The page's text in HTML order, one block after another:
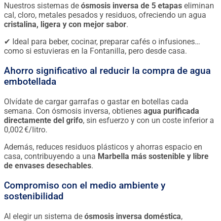
Nuestros sistemas de ósmosis inversa de 5 etapas eliminan
cal, cloro, metales pesados y residuos, ofreciendo un agua
cristalina, ligera y con mejor sabor.
✔ Ideal para beber, cocinar, preparar cafés o infusiones…
como si estuvieras en la Fontanilla, pero desde casa.
Ahorro significativo al reducir la compra de agua
embotellada
Olvídate de cargar garrafas o gastar en botellas cada
semana. Con ósmosis inversa, obtienes agua purificada
directamente del grifo, sin esfuerzo y con un coste inferior a
0,002 €/litro.
Además, reduces residuos plásticos y ahorras espacio en
casa, contribuyendo a una Marbella más sostenible y libre
de envases desechables.
Compromiso con el medio ambiente y
sostenibilidad
Al elegir un sistema de ósmosis inversa doméstica,